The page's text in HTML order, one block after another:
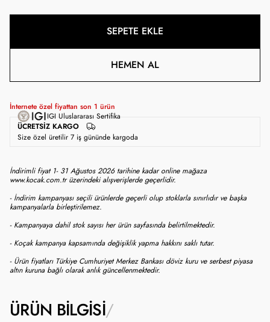
SEPETE EKLE
HEMEN AL
İnternete özel fiyattan son 1 ürün
ÜCRETSIZ KARGO
IGI Uluslararası Sertifika
Size özel üretilir 7 iş gününde kargoda
İndirimli fiyat 1- 31 Ağustos 2026 tarihine kadar online mağaza
www.kocak.com.tr üzerindeki alışverişlerde geçerlidir.
- İndirim kampanyası seçili ürünlerde geçerli olup stoklarla sınırlıdır ve başka
kampanyalarla birleştirilemez.
- Kampanyaya dahil stok sayısı her ürün sayfasında belirtilmektedir.
- Koçak kampanya kapsamında değişiklik yapma hakkını saklı tutar.
- Ürün fiyatları Türkiye Cumhuriyet Merkez Bankası döviz kuru ve serbest piyasa
altın kuruna bağlı olarak anlık güncellenmektedir.
ÜRÜN BILGISI